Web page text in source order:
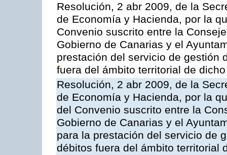
Resolución, 2 abr 2009, de la
de Economía y Hacienda, por la
Convenio suscrito entre la
Gobierno de Canarias y el
prestación del servicio de gestión
fuera del ámbito territorial de
Resolución, 2 abr 2009, de la
de Economía y Hacienda, por la
del Convenio suscrito entre la
Gobierno de Canarias y el
para la prestación del servicio de
débitos fuera del ámbito territorial